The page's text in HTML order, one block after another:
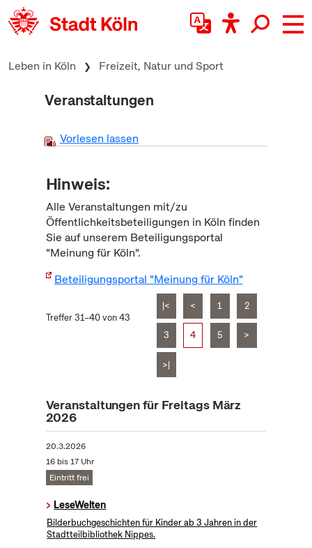
zum Inhalt springen
Leben in Köln Freizeit, Natur und Sport
Veranstaltungen
Vorlesen lassen
Hinweis:
Alle Veranstaltungen mit/zu
Öffentlichkeitsbeteiligungen in Köln finden
Sie auf unserem Beteiligungsportal
"Meinung für Köln".
Beteiligungsportal "Meinung für Köln"
Treffer 31–40 von 43
|< < 1 2
3 4 5 >
>|
Veranstaltungen für Freitags März
2026
20.3.2026
16 bis 17 Uhr
Eintritt frei
LeseWelten
Bilderbuchgeschichten für Kinder ab 3 Jahren in der
Stadtteilbibliothek Nippes.